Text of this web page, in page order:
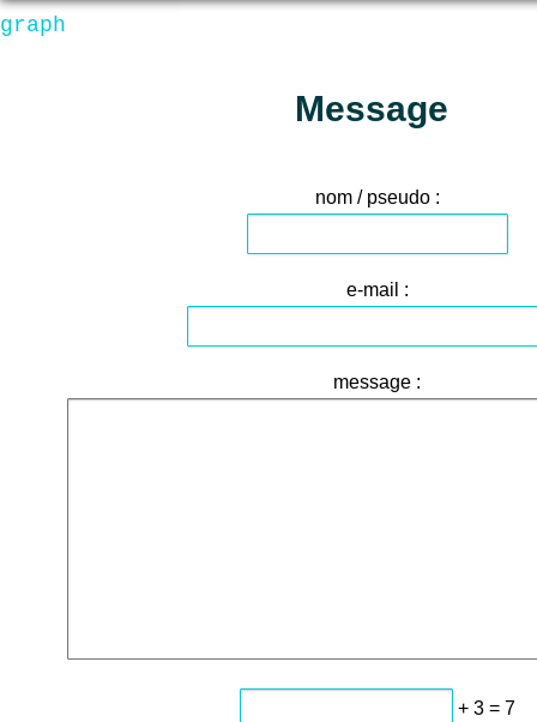
Message
nom / pseudo :
e-mail :
message :
+ 3 = 7